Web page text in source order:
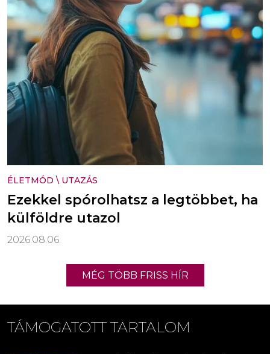
ÉLETMÓD \ UTAZÁS
Ezekkel spórolhatsz a legtöbbet, ha
külföldre utazol
2026.08.06.
MÉG TÖBB FRISS HÍR
TÁMOGATOTT TARTALOM